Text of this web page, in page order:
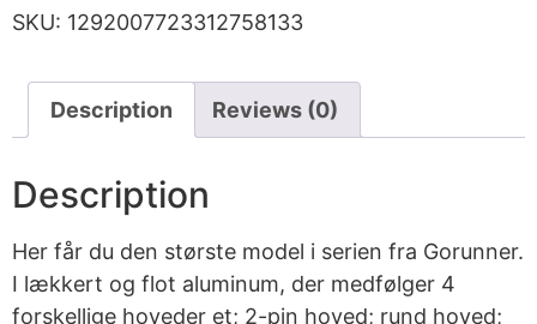
SKU: 1292007723312758133
Description Reviews (0)
Description
Her får du den største model i serien fra Gorunner.
I lækkert og flot aluminum, der medfølger 4
forskellige hoveder et; 2-pin hoved; rund hoved;